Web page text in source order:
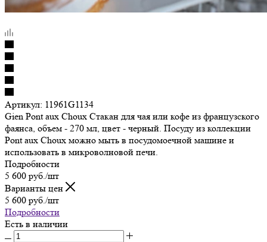
Артикул: 11961G1134
Gien Pont aux Choux Стакан для чая или кофе из французского
фаянса, объем - 270 мл, цвет - черный. Посуду из коллекции
Pont aux Choux можно мыть в посудомоечной машине и
использовать в микроволновой печи.
Подробности
5 600 руб. /шт
Варианты цен
5 600 руб. /шт
Подробности
Есть в наличии